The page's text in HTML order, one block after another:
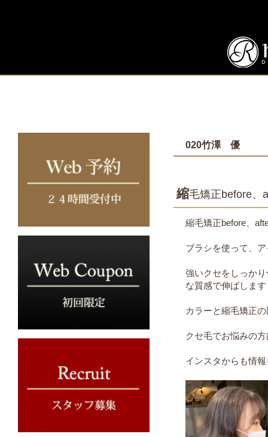
020竹澤 優
縮毛矯正before
縮毛矯正before、
ブラシを使って、
強いクセをしっか
な質感で伸ばします
カラーと縮毛矯正
クセ毛でお悩みの
インスタからも情